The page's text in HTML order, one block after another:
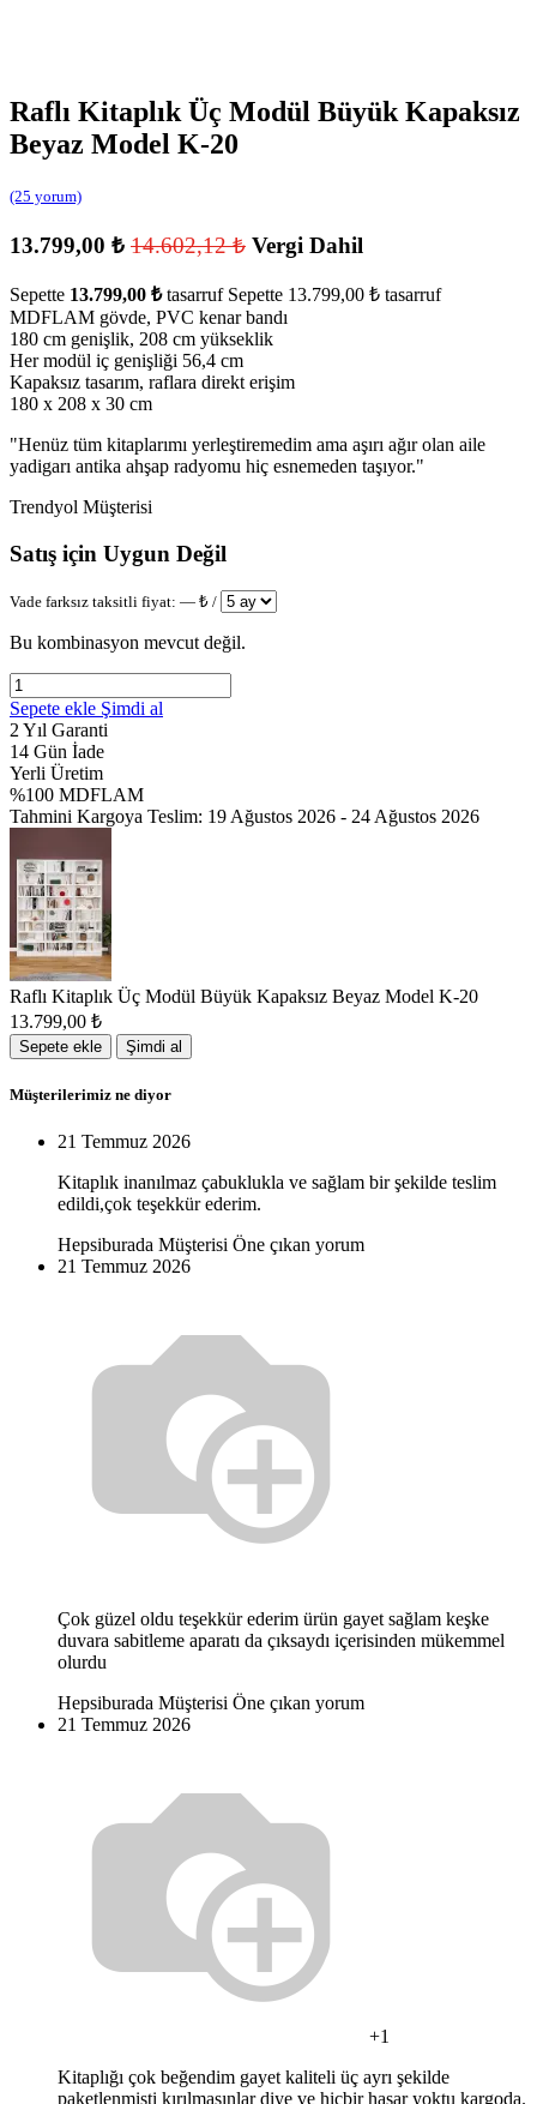
Raflı Kitaplık Üç Modül Büyük Kapaksız
Beyaz Model K-20
(25 yorum)
13.799,00 ₺ 14.602,12₺ Vergi Dahil
Sepette 13.799,00 ₺ tasarruf Sepette 13.799,00 ₺ tasarruf
MDFLAM gövde, PVC kenar bandı
180 cm genişlik, 208 cm yükseklik
Her modül iç genişliği 56,4 cm
Kapaksız tasarım, raflara direkt erişim
180 x 208 x 30 cm
"Henüz tüm kitaplarımı yerleştiremedim ama aşırı ağır olan aile
yadigarı antika ahşap radyomu hiç esnemeden taşıyor."
Trendyol Müşterisi
Satış için Uygun Değil
Vade farksız taksitli fiyat: — ₺ /
Bu kombinasyon mevcut değil.
Sepete ekle Şimdi al
2 Yıl Garanti
14 Gün İade
Yerli Üretim
%100 MDFLAM
Tahmini Kargoya Teslim: 19 Ağustos 2026 - 24 Ağustos 2026
Raflı Kitaplık Üç Modül Büyük Kapaksız Beyaz Model K-20
13.799,00 ₺
Sepete ekle Şimdi al
Müşterilerimiz ne diyor
21 Temmuz 2026
Kitaplık inanılmaz çabuklukla ve sağlam bir şekilde teslim
edildi,çok teşekkür ederim.
Hepsiburada Müşterisi Öne çıkan yorum
21 Temmuz 2026
Çok güzel oldu teşekkür ederim ürün gayet sağlam keşke
duvara sabitleme aparatı da çıksaydı içerisinden mükemmel
olurdu
Hepsiburada Müşterisi Öne çıkan yorum
21 Temmuz 2026
+1
Kitaplığı çok beğendim gayet kaliteli üç ayrı şekilde
paketlenmişti kırılmasınlar diye ve hiçbir hasar yoktu kargoda.